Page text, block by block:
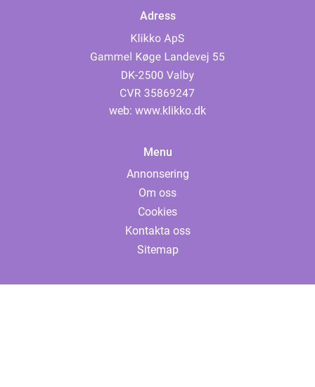
Adress
web: www.klikko.dk
Menu
Annonsering
Om oss
Cookies
Kontakta oss
Sitemap